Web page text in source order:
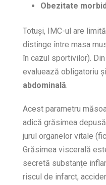
Obezitate
Totuși, IMC-ul are
distinge între masa
în cazul sportivilor).
evaluează obligatoriu și
abdominală.
Acest parametru
adică grăsimea
jurul organelor vitale
Grăsimea viscerală
secretă substanțe
riscul de infarct,